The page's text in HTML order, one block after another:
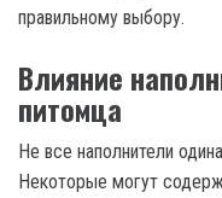
правильному выбору.
Влияние
питомца
Не все наполнители
Некоторые могут